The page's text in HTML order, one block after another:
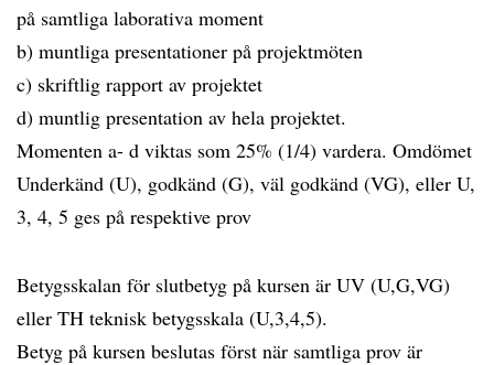
på samtliga laborativa moment
b) muntliga presentationer på projektmöten
c) skriftlig rapport av projektet
d) muntlig presentation av hela projektet.
Momenten a- d viktas som 25% (1/4) vardera. Omdömet
Underkänd (U), godkänd (G), väl godkänd (VG), eller U,
3, 4, 5 ges på respektive prov
Betygsskalan för slutbetyg på kursen är UV (U,G,VG)
eller TH teknisk betygsskala (U,3,4,5).
Betyg på kursen beslutas först när samtliga prov är